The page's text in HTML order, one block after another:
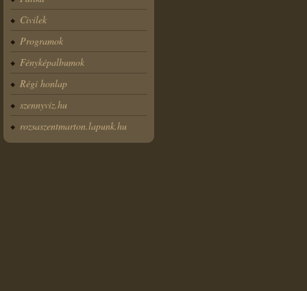
Civilek
Programok
Fényképalbumok
Régi honlap
szennyvíz.hu
rozsaszentmarton.lapunk.hu